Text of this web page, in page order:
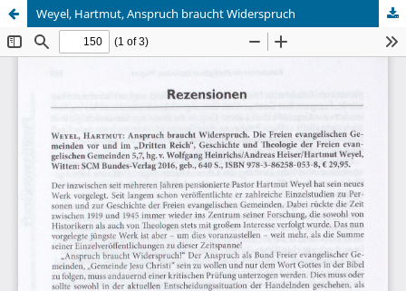
Weyel, Hartmut, Anspruch braucht Widerspruch